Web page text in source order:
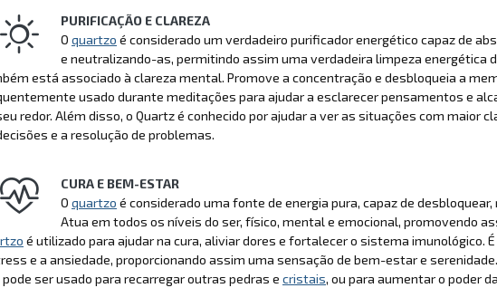
PURIFICAÇÃO E CLAREZA
O quartzo é considerado um verdadeiro purificador energético capaz de
e neutralizando-as, permitindo assim uma verdadeira limpeza energética
está associado à clareza mental. Promove a concentração e desbloqueia a
usado durante meditações para ajudar a esclarecer pensamentos e
redor. Além disso, o Quartz é conhecido por ajudar a ver as situações com maior
e a resolução de problemas.
CURA E BEM-ESTAR
O quartzo é considerado uma fonte de energia pura, capaz de
Atua em todos os níveis do ser, físico, mental e emocional, promovendo
é utilizado para ajudar na cura, aliviar dores e fortalecer o sistema imunológico.
e a ansiedade, proporcionando assim uma sensação de bem-estar e serenidade.
pode ser usado para recarregar outras pedras e cristais, ou para aumentar o poder